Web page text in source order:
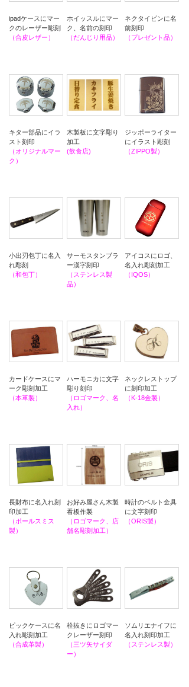
ipadケースにマー
クのレーザー彫刻
（合皮レザー）
ホイッスルにマー
ク、名前の刻印
（だんじり用品）
ネクタイピンに名
前刻印
（プレゼント品）
キター部品にイラ
スト刻印
（オリジナルマー
ク）
木製板に文字彫り
加工
(飲食店)
ジッポーライター
にイラスト彫刻
（ZIPPO製）
小出刃包丁に名入
れ彫刻
（和包丁）
サーモスタンブラ
ー漢字刻印
（ステンレス製
品）
アイコスにロゴ、
名入れ彫刻加工
（IQOS）
カードケースにマ
ーク彫刻加工
（本革製）
ハーモニカに文字
彫り刻印
（ロゴマーク、名
入れ）
ネックレストップ
に刻印加工
（K-18金製）
長財布に名入れ刻
印加工
（ポールスミス
製）
お好み屋さん木製
看板作製
（ロゴマーク、店
舗名彫刻加工）
時計のベルト金具
に文字刻印
（ORIS製）
ピックケースに名
入れ彫刻加工
（合成革製）
栓抜きにロゴマー
クレーザー刻印
（三ツ矢サイダ
ー）
ソムリエナイフに
名入れ刻印加工
（ステンレス製）